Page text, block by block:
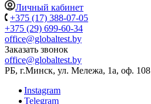
Личный кабинет
+375 (17) 388-07-05
+375 (29) 699-60-34
office@globaltest.by
Заказать звонок
office@globaltest.by
РБ, г.Минск, ул. Мележа, 1а, оф. 108
Instagram
Telegram